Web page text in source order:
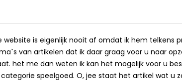
is eigenlijk nooit af omdat ik hem telkens
van artikelen dat ik daar graag voor u naar
het me dan weten ik kan het mogelijk voor u
speelgoed. O, jee staat het artikel wat u